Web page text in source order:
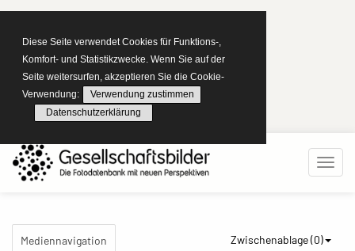
Diese Seite verwendet Cookies für Funktions-,
Komfort- und Statistikzwecke. Wenn Sie auf der
Seite weitersurfen, akzeptieren Sie die Cookie-
Verwendung:
Verwendung zustimmen
Datenschutzerklärung
Mediennavigation Zwischenablage (0)